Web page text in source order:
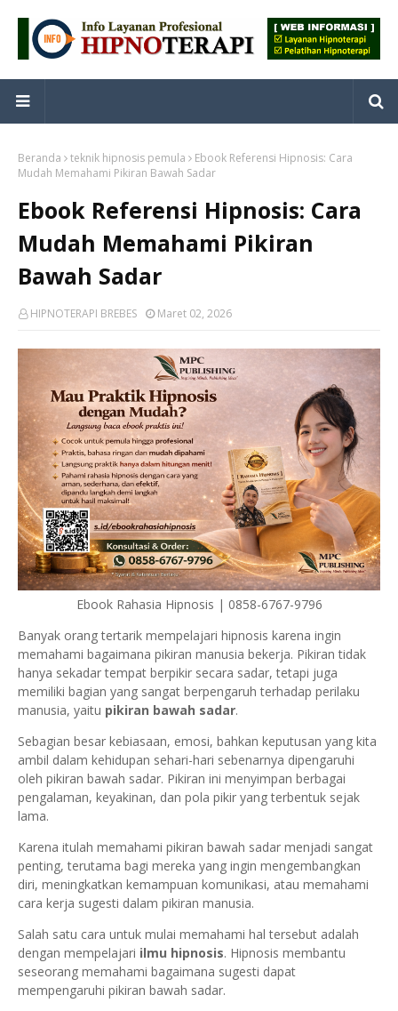
Beranda teknik hipnosis pemula
Ebook Referensi Hipnosis: Cara
Mudah Memahami Pikiran Bawah Sadar
Ebook Referensi Hipnosis: Cara
Mudah Memahami Pikiran
Bawah Sadar
HIPNOTERAPI BREBES Maret 02, 2026
Ebook Rahasia Hipnosis | 0858-6767-9796
Banyak orang tertarik mempelajari hipnosis karena ingin
memahami bagaimana pikiran manusia bekerja. Pikiran tidak
hanya sekadar tempat berpikir secara sadar, tetapi juga
memiliki bagian yang sangat berpengaruh terhadap perilaku
manusia, yaitu pikiran bawah sadar.
Sebagian besar kebiasaan, emosi, bahkan keputusan yang kita
ambil dalam kehidupan sehari-hari sebenarnya dipengaruhi
oleh pikiran bawah sadar. Pikiran ini menyimpan berbagai
pengalaman, keyakinan, dan pola pikir yang terbentuk sejak
lama.
Karena itulah memahami pikiran bawah sadar menjadi sangat
penting, terutama bagi mereka yang ingin mengembangkan
diri, meningkatkan kemampuan komunikasi, atau memahami
cara kerja sugesti dalam pikiran manusia.
Salah satu cara untuk mulai memahami hal tersebut adalah
dengan mempelajari ilmu hipnosis. Hipnosis membantu
seseorang memahami bagaimana sugesti dapat
mempengaruhi pikiran bawah sadar.